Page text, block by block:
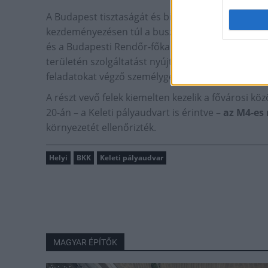
A Budapest tisztaságát és biztonságát célzó
kezdeményezésen túl a buszsávok és a járatok
és a Budapesti Rendőr-főkapitányság
területén szolgáltatást nyújtó taxik, illetve az
feladatokat végző személygépkocsik ellenőrzésére
A részt vevő felek kiemelten kezelik a fővárosi
20-án – a Keleti pályaudvart is érintve – az M4-
környezetét ellenőrizték.
Helyi BKK Keleti pályaudvar
MAGYAR ÉPÍTŐK